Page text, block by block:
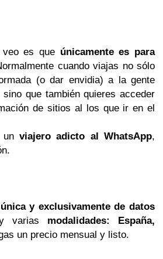
es que únicamente es para
cuando viajas no sólo
(o dar envidia) a la gente
que también quieres acceder
de sitios al los que ir en el
unviajero adicto al WhatsApp,
única y exclusivamente de datos
varias modalidades: España,
un precio mensual y listo.